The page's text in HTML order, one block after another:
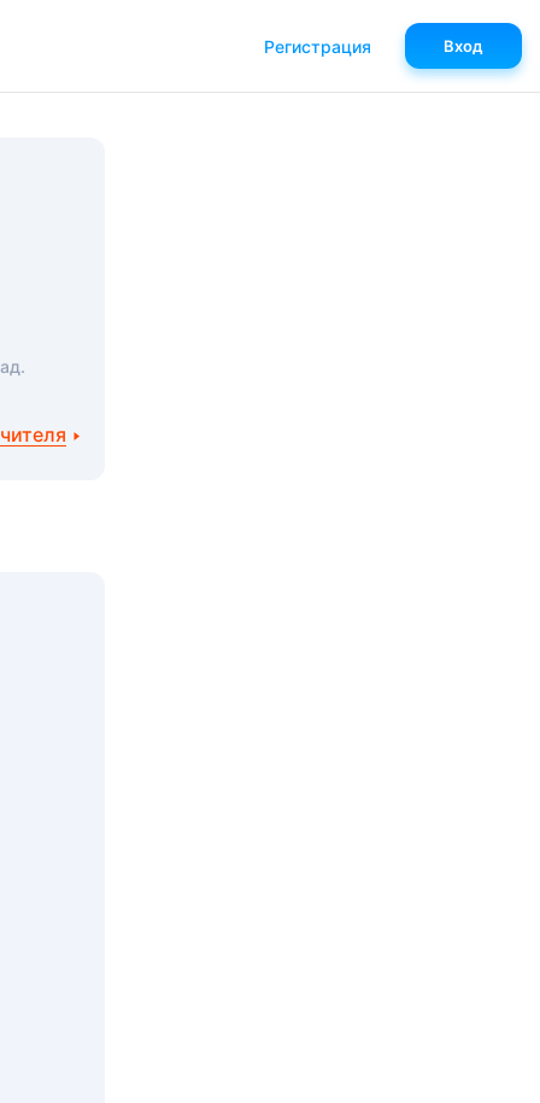
Регистрация Вход